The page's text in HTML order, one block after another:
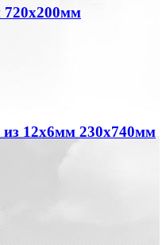
720х200мм
12х6мм 230х740мм